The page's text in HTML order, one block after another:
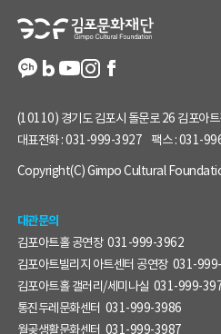
(10110) 경기도 김포시 돌문로 26 김포아
대표전화 :031-999-3927 팩스 :031-
Copyright(C) Gimpo Cultural
대관문의
김포아트홀 공연장 031-999-3962
김포아트빌리지 아트센터 공연장 031-
김포아트홀 갤러리/세미나실 031-999-
통진두레문화센터 031-999-3986
월곶생활문화센터 031-999-3987